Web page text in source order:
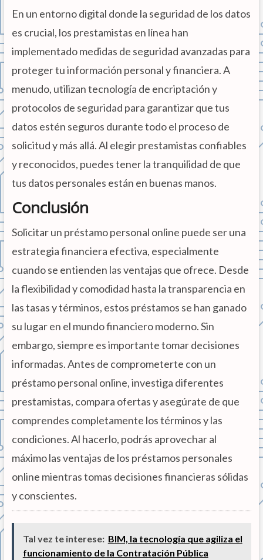
En un entorno digital donde la seguridad de los datos
es crucial, los prestamistas en línea han
implementado medidas de seguridad avanzadas para
proteger tu información personal y financiera. A
menudo, utilizan tecnología de encriptación y
protocolos de seguridad para garantizar que tus
datos estén seguros durante todo el proceso de
solicitud y más allá. Al elegir prestamistas confiables
y reconocidos, puedes tener la tranquilidad de que
tus datos personales están en buenas manos.
Conclusión
Solicitar un préstamo personal online puede ser una
estrategia financiera efectiva, especialmente
cuando se entienden las ventajas que ofrece. Desde
la flexibilidad y comodidad hasta la transparencia en
las tasas y términos, estos préstamos se han ganado
su lugar en el mundo financiero moderno. Sin
embargo, siempre es importante tomar decisiones
informadas. Antes de comprometerte con un
préstamo personal online, investiga diferentes
prestamistas, compara ofertas y asegúrate de que
comprendes completamente los términos y las
condiciones. Al hacerlo, podrás aprovechar al
máximo las ventajas de los préstamos personales
online mientras tomas decisiones financieras sólidas
y conscientes.
Tal vez te interese: BIM, la tecnología que agiliza el
funcionamiento de la Contratación Pública